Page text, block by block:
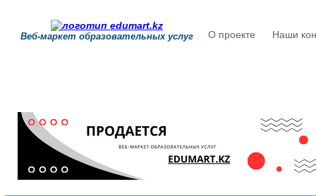
Веб-маркет образовательных услуг О проекте Наши